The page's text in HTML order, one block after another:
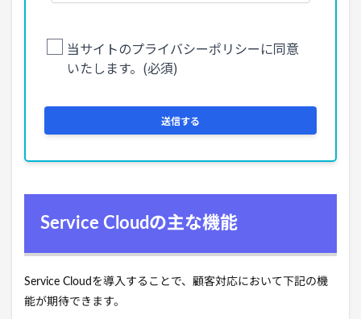
Service Cloudの主な機能
Service Cloudを導入することで、顧客対応において下記の機
能が期待できます。